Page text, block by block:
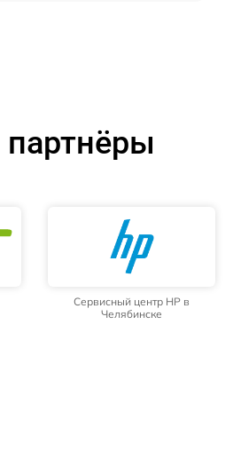
Сервисный центр HP в
Челябинске